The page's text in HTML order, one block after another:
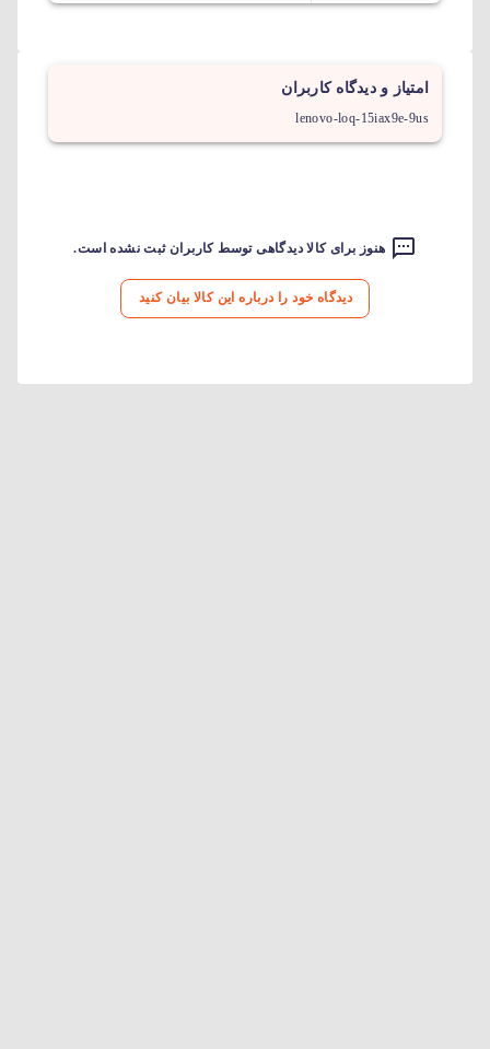
امتیاز و دیدگاه کاربران
lenovo-loq-15iax9e-9us
هنوز برای کالا دیدگاهی توسط کاربران ثبت نشده است.
دیدگاه خود را درباره این کالا بیان کنید